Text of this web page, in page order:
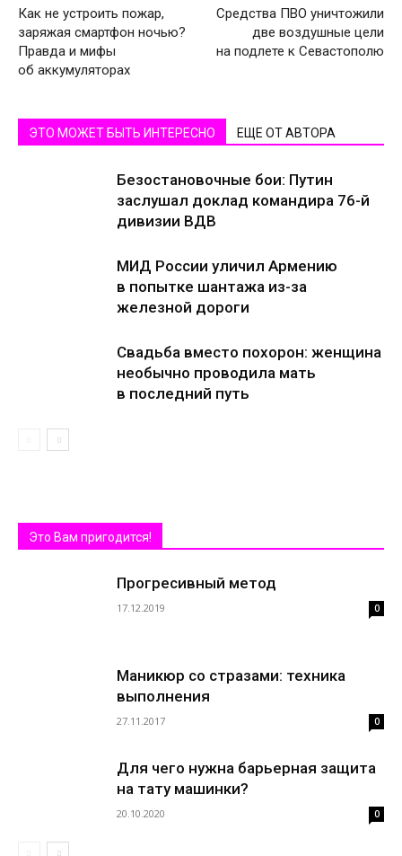
Как не устроить пожар,
заряжая смартфон ночью?
Правда и мифы
об аккумуляторах
Средства ПВО уничтожили
две воздушные цели
на подлете к Севастополю
ЭТО МОЖЕТ БЫТЬ ИНТЕРЕСНО ЕЩЕ ОТ АВТОРА
Безостановочные бои: Путин
заслушал доклад командира 76-й
дивизии ВДВ
МИД России уличил Армению
в попытке шантажа из-за
железной дороги
Свадьба вместо похорон: женщина
необычно проводила мать
в последний путь
Это Вам пригодится!
Прогресивный метод
17.12.2019 0
Маникюр со стразами: техника
выполнения
27.11.2017 0
Для чего нужна барьерная защита
на тату машинки?
20.10.2020 0